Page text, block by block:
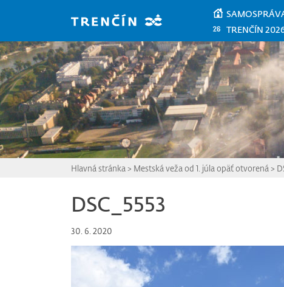
TRENČÍN
Hlavná stránka > Mestská veža od 1. júla opäť otvorená >
DSC_5553
30. 6. 2020